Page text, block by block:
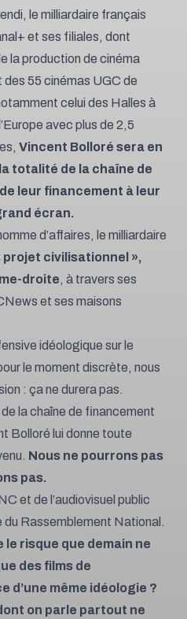
le milliardaire français
et ses filiales, dont
la production de cinéma
des 55 cinémas UGC de
celui des Halles à
avec plus de 2,5
Vincent Bolloré sera en
totalité de la chaîne de
leur financement à leur
écran.
d’affaires, le milliardaire
projet civilisationnel »,
droite, à travers ses
et ses maisons
idéologique sur le
le moment discrète, nous
: ça ne durera pas.
la chaîne de financement
Bolloré lui donne toute
Nous ne pourrons pas
pas.
et de l’audiovisuel public
Rassemblement National.
risque que demain ne
des films de
d’une même idéologie ?
on parle partout ne